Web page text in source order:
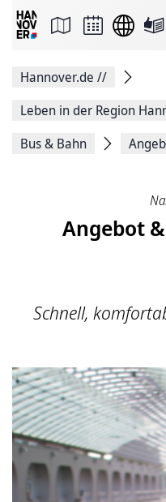
Seite
Facebook
teilen
Seitenlink
Hannover.de //
Leben in der Region
Bus & Bahn
Angebot
Schnell,